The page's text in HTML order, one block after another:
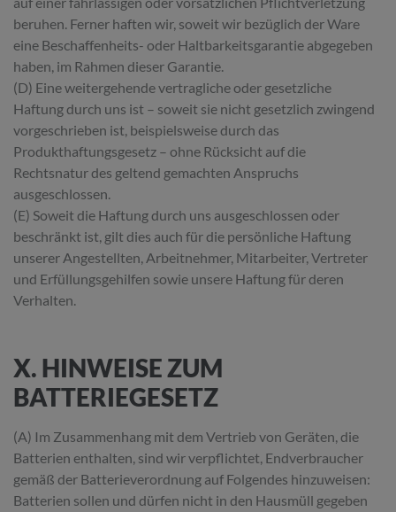
beruhen. Ferner haften wir, soweit wir bezüglich der Ware
eine Beschaffenheits- oder Haltbarkeitsgarantie abgegeben
haben, im Rahmen dieser Garantie.
(D) Eine weitergehende vertragliche oder gesetzliche
Haftung durch uns ist – soweit sie nicht gesetzlich zwingend
vorgeschrieben ist, beispielsweise durch das
Produkthaftungsgesetz – ohne Rücksicht auf die
Rechtsnatur des geltend gemachten Anspruchs
ausgeschlossen.
(E) Soweit die Haftung durch uns ausgeschlossen oder
beschränkt ist, gilt dies auch für die persönliche Haftung
unserer Angestellten, Arbeitnehmer, Mitarbeiter, Vertreter
und Erfüllungsgehilfen sowie unsere Haftung für deren
Verhalten.
X. HINWEISE ZUM
BATTERIEGESETZ
(A) Im Zusammenhang mit dem Vertrieb von Geräten, die
Batterien enthalten, sind wir verpflichtet, Endverbraucher
gemäß der Batterieverordnung auf Folgendes hinzuweisen:
Batterien sollen und dürfen nicht in den Hausmüll gegeben